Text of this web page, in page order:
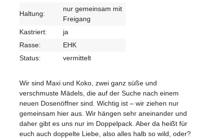
Haltung:
nur gemeinsam mit
Freigang
Kastriert:
ja
Rasse:
EHK
Status:
vermittelt
Wir sind Maxi und Koko, zwei ganz süße und
verschmuste Mädels, die auf der Suche nach einem
neuen Dosenöffner sind. Wichtig ist – wir ziehen nur
gemeinsam hier aus. Wir hängen sehr aneinander und
daher gibt es uns nur im Doppelpack. Aber da heißt für
euch auch doppelte Liebe, also alles halb so wild, oder?